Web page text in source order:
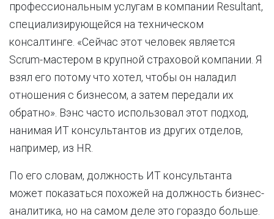
профессиональным услугам в компании Resultant,
специализирующейся на техническом
консалтинге. «Сейчас этот человек является
Scrum-мастером в крупной страховой компании. Я
взял его потому что хотел, чтобы он наладил
отношения с бизнесом, а затем передали их
обратно». Вэнс часто использовал этот подход,
нанимая ИТ консультантов из других отделов,
например, из HR.
По его словам, должность ИТ консультанта
может показаться похожей на должность бизнес-
аналитика, но на самом деле это гораздо больше.